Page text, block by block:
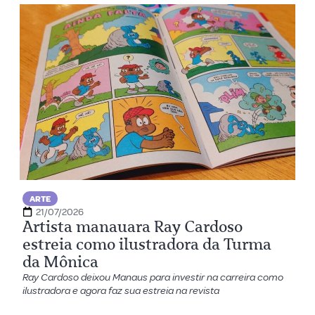
ARTE
21/07/2026
Artista manauara Ray Cardoso
estreia como ilustradora da Turma
da Mônica
Ray Cardoso deixou Manaus para investir na carreira como
ilustradora e agora faz sua estreia na revista